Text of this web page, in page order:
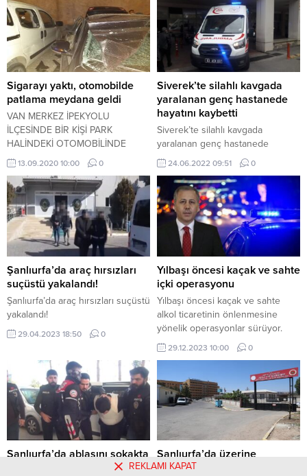
Sigarayı yaktı, otomobilde
patlama meydana geldi
VAN MERKEZ İPEKYOLU
İLÇESİNDE BİR KİŞİ PARK
HALİNDEKİ OTOMOBİLİNDE
SİGARA İÇMEK İSTEDİĞİ SIRA
MEYDANA GELEN PATLAMADA
BÜYÜK ÇAPTA MADDİ HASAR
OLUŞURKEN, ÇEVREDE
KORKULU ANLARIN
YAŞANMASINA NEDEN OLDU.
13.09.2020 10:00 0
Siverek’te silahlı kavgada
yaralanan genç hastanede
hayatını kaybetti
Siverek’te silahlı kavgada
yaralanan genç hastanede
hayatını kaybetti
24.06.2022 09:51 0
Şanlıurfa’da araç hırsızları
suçüstü yakalandı!
Şanlıurfa’da araç hırsızları suçüstü
yakalandı!
29.04.2023 18:50 0
Yılbaşı öncesi kaçak ve sahte
içki operasyonu
Yılbaşı öncesi kaçak ve sahte
alkol ticaretinin önlenmesine
yönelik operasyonlar sürüyor.
Son olarak sahte ve kaçak içki
ticareti yapan kişilere yönelik
Şanlıurfa dahil 81 ilde eş zamanlı
operasyon düzenlendi.
Operasyonun ayrıntılarını, İçişleri
Bakanı Ali Yerlikaya, sosyal medya
hesabı üzerinden yaptığı
paylaşımla verdi. Açıklamaya göre;
Operasyona emniyet ve jandarma
ekiplerinin yanı...
29.12.2023 10:00 0
Şanlıurfa’da ablasını sokakta
Şanlıurfa’da üzerine
televizyon düşen çocuk öldü
REKLAMI KAPAT